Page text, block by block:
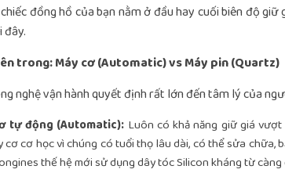
đồng hồ của bạn nằm ở đầu hay cuối biên độ
trong: Máy cơ (Automatic) vs Máy pin (Quartz)
nghệ vận hành quyết định rất lớn đến tâm lý của
tự động (Automatic): Luôn có khả năng giữ giá
cơ cơ học vì chúng có tuổi thọ lâu dài, có thể sửa chữa,
thế hệ mới sử dụng dây tóc Silicon kháng từ